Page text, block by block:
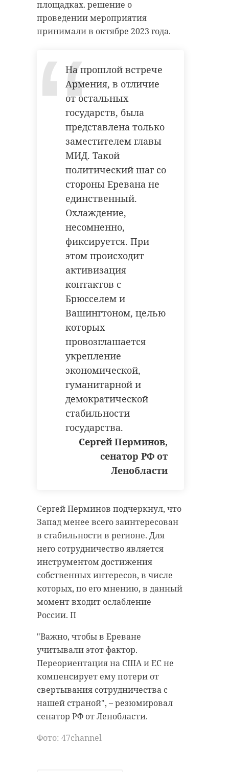
площадках. решение о
проведении мероприятия
принимали в октябре 2023 года.
На прошлой встрече
Армения, в отличие
от остальных
государств, была
представлена только
заместителем главы
МИД. Такой
политический шаг со
стороны Еревана не
единственный.
Охлаждение,
несомненно,
фиксируется. При
этом происходит
активизация
контактов с
Брюсселем и
Вашингтоном, целью
которых
провозглашается
укрепление
экономической,
гуманитарной и
демократической
стабильности
государства.
Сергей Перминов,
сенатор РФ от
Ленобласти
Сергей Перминов подчеркнул, что
Запад менее всего заинтересован
в стабильности в регионе. Для
него сотрудничество является
инструментом достижения
собственных интересов, в числе
которых, по его мнению, в данный
момент входит ослабление
России. П
"Важно, чтобы в Ереване
учитывали этот фактор.
Переориентация на США и ЕС не
компенсирует ему потери от
свертывания сотрудничества с
нашей страной", – резюмировал
сенатор РФ от Ленобласти.
Фото: 47channel